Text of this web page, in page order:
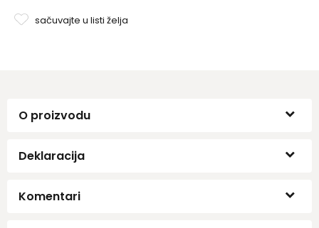
sačuvajte u listi želja
O proizvodu
Deklaracija
Komentari